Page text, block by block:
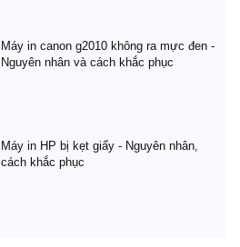
Máy in canon g2010 không ra mực đen -
Nguyên nhân và cách khắc phục
Máy in HP bị kẹt giấy - Nguyên nhân,
cách khắc phục